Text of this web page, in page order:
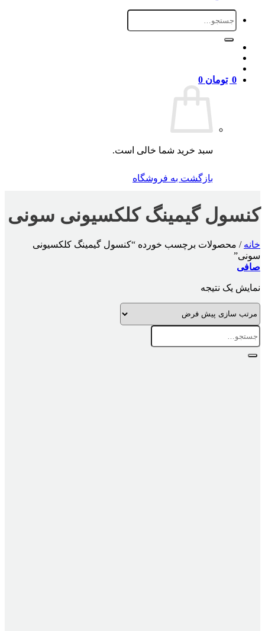
جستجو
برای:
0 تومان 0
سبد خرید شما خالی است.
بازگشت به فروشگاه
کنسول گیمینگ کلکسیونی سونی
خانه / محصولات برچسب خورده “کنسول گیمینگ کلکسیونی
سونی”
صافی
نمایش یک نتیجه
جستجو
برای: